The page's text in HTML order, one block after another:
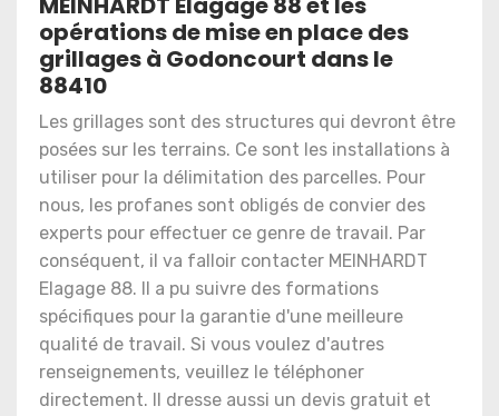
opérations de mise en place des
grillages à Godoncourt dans le
88410
Les grillages sont des structures qui devront être
posées sur les terrains. Ce sont les installations à
utiliser pour la délimitation des parcelles. Pour
nous, les profanes sont obligés de convier des
experts pour effectuer ce genre de travail. Par
conséquent, il va falloir contacter MEINHARDT
Elagage 88. Il a pu suivre des formations
spécifiques pour la garantie d'une meilleure
qualité de travail. Si vous voulez d'autres
renseignements, veuillez le téléphoner
directement. Il dresse aussi un devis gratuit et